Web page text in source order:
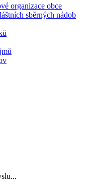
organizace obce
sběrných nádob